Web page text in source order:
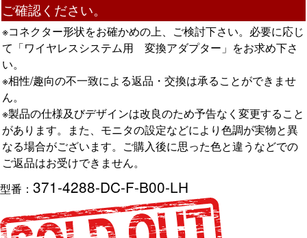
ご確認ください。
※コネクター形状をお確かめの上、ご検討下さい。必要に応じ
て「ワイヤレスシステム用 変換アダプター」をお求め下さ
い。
※相性/趣向の不一致による返品・交換は承ることができませ
ん。
※製品の仕様及びデザインは改良のため予告なく変更すること
があります。また、モニタの設定などにより色調が実物と異
なる場合がございます。ご購入後に思った色と違うなどでの
ご返品はお受けできません。
型番： 371-4288-DC-F-B00-LH